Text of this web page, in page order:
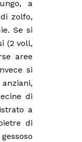
a
zolfo,
Se si
(2 voll,
aree
si
di
a
di